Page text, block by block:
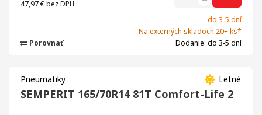
47,97 € bez DPH
do 3-5 dní
Na externých skladoch 20+ ks*
Dodanie: do 3-5 dní
Porovnať
Letné
Pneumatiky
SEMPERIT 165/70R14 81T Comfort-Life 2